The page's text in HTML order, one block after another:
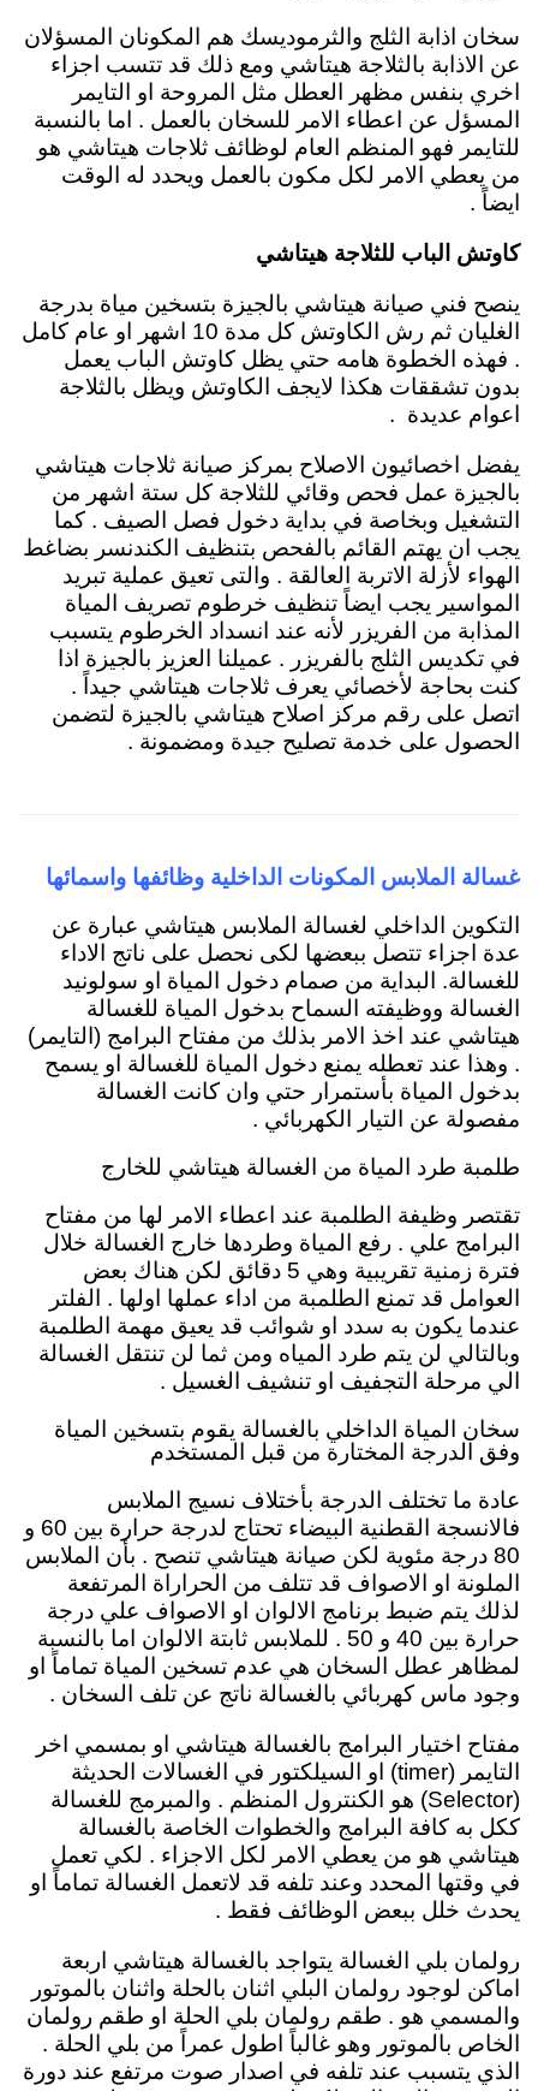
سخان اذابة الثلج والثرموديسك هم المكونان المسؤلان
عن الاذابة بالثلاجة هيتاشي ومع ذلك قد تتسب اجزاء
اخري بنفس مظهر العطل مثل المروحة او التايمر
المسؤل عن اعطاء الامر للسخان بالعمل . اما بالنسبة
للتايمر فهو المنظم العام لوظائف ثلاجات هيتاشي هو
من يعطي الامر لكل مكون بالعمل ويحدد له الوقت
ايضاً .
كاوتش الباب للثلاجة هيتاشي
ينصح فني صيانة هيتاشي بالجيزة بتسخين مياة بدرجة
الغليان ثم رش الكاوتش كل مدة 10 اشهر او عام كامل
. فهذه الخطوة هامه حتي يظل كاوتش الباب يعمل
بدون تشققات هكذا لايجف الكاوتش ويظل بالثلاجة
اعوام عديدة .
يفضل اخصائيون الاصلاح بمركز صيانة ثلاجات هيتاشي
بالجيزة عمل فحص وقائي للثلاجة كل ستة اشهر من
التشغيل وبخاصة في بداية دخول فصل الصيف . كما
يجب ان يهتم القائم بالفحص بتنظيف الكندنسر بضاغط
الهواء لأزلة الاتربة العالقة . والتى تعيق عملية تبريد
المواسير يجب ايضاً تنظيف خرطوم تصريف المياة
المذابة من الفريزر لأنه عند انسداد الخرطوم يتسبب
في تكديس الثلج بالفريزر . عميلنا العزيز بالجيزة اذا
كنت بحاجة لأخصائي يعرف ثلاجات هيتاشي جيداً .
اتصل على رقم مركز اصلاح هيتاشي بالجيزة لتضمن
الحصول على خدمة تصليح جيدة ومضمونة .
غسالة الملابس المكونات الداخلية وظائفها واسمائها
التكوين الداخلي لغسالة الملابس هيتاشي عبارة عن
عدة اجزاء تتصل ببعضها لكى نحصل على ناتج الاداء
للغسالة. البداية من صمام دخول المياة او سولونيد
الغسالة ووظيفته السماح بدخول المياة للغسالة
هيتاشي عند اخذ الامر بذلك من مفتاح البرامج (التايمر)
. وهذا عند تعطله يمنع دخول المياة للغسالة او يسمح
بدخول المياة بأستمرار حتي وان كانت الغسالة
مفصولة عن التيار الكهربائي .
طلمبة طرد المياة من الغسالة هيتاشي للخارج
تقتصر وظيفة الطلمبة عند اعطاء الامر لها من مفتاح
البرامج علي . رفع المياة وطردها خارج الغسالة خلال
فترة زمنية تقريبية وهي 5 دقائق لكن هناك بعض
العوامل قد تمنع الطلمبة من اداء عملها اولها . الفلتر
عندما يكون به سدد او شوائب قد يعيق مهمة الطلمبة
وبالتالي لن يتم طرد المياه ومن ثما لن تنتقل الغسالة
الي مرحلة التجفيف او تنشيف الغسيل .
سخان المياة الداخلي بالغسالة يقوم بتسخين المياة
وفق الدرجة المختارة من قبل المستخدم
عادة ما تختلف الدرجة بأختلاف نسيج الملابس
فالانسجة القطنية البيضاء تحتاج لدرجة حرارة بين 60 و
80 درجة مئوية لكن صيانة هيتاشي تنصح . بأن الملابس
الملونة او الاصواف قد تتلف من الحراراة المرتفعة
لذلك يتم ضبط برنامج الالوان او الاصواف علي درجة
حرارة بين 40 و 50 . للملابس ثابتة الالوان اما بالنسبة
لمظاهر عطل السخان هي عدم تسخين المياة تماماً او
وجود ماس كهربائي بالغسالة ناتج عن تلف السخان .
مفتاح اختيار البرامج بالغسالة هيتاشي او بمسمي اخر
التايمر (timer) او السيلكتور في الغسالات الحديثة
(Selector) هو الكنترول المنظم . والمبرمج للغسالة
ككل به كافة البرامج والخطوات الخاصة بالغسالة
هيتاشي هو من يعطي الامر لكل الاجزاء . لكي تعمل
في وقتها المحدد وعند تلفه قد لاتعمل الغسالة تماماً او
يحدث خلل ببعض الوظائف فقط .
رولمان بلي الغسالة يتواجد بالغسالة هيتاشي اربعة
اماكن لوجود رولمان البلي اثنان بالحلة واثنان بالموتور
والمسمي هو . طقم رولمان بلي الحلة او طقم رولمان
الخاص بالموتور وهو غالباً اطول عمراً من بلي الحلة .
الذي يتسبب عند تلفه في اصدار صوت مرتفع عند دورة